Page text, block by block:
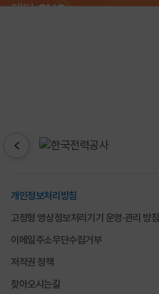
재단SNS
개인정보처리방침
고정형 영상정보처리기기 운영·관리 방침
이메일주소무단수집거부
저작권 정책
찾아오시는길